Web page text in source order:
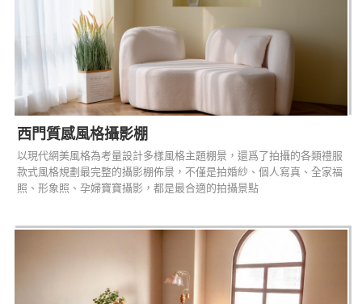
西門質感風格攝影棚
以現代網美風格為考量設計多樣風格主題棚景，還爲了拍攝的各類禮服
款式風格規劃最完整的攝影棚佈景，不僅是拍婚紗、個人寫真、全家福
照、形象照、孕婦寶寶攝影，都是最合適的拍攝景點